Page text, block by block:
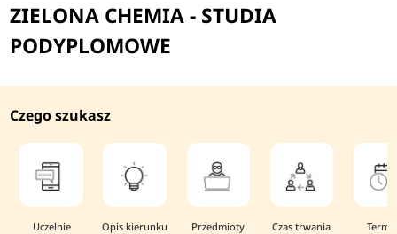
ZIELONA CHEMIA - STUDIA
PODYPLOMOWE
Czego szukasz
Uczelnie Opis kierunku
Przedmioty
Czas trwania